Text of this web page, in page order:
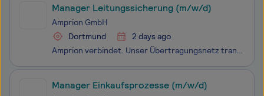
Manager Leitungssicherung (m/w/d)
Amprion GmbH
Dortmund
2 days ago
Amprion verbindet. Unser Übertragungsnetz transportiert Strom für 29 Millionen Menschen in einem Gebiet von der Nordsee bis zu den Alpen. Dort wird ein Drittel der deutschen Wirtschaftsleistung erzeugt. Unsere Leitungen sind Lebensadern der Gesellschaft. Wir halten unser Netz stabil und sicher - und
Manager Einkaufsprozesse (m/w/d)